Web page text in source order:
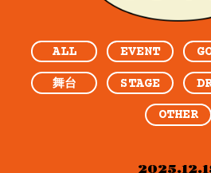
ALL EVENT
舞台 STAGE
OTHER